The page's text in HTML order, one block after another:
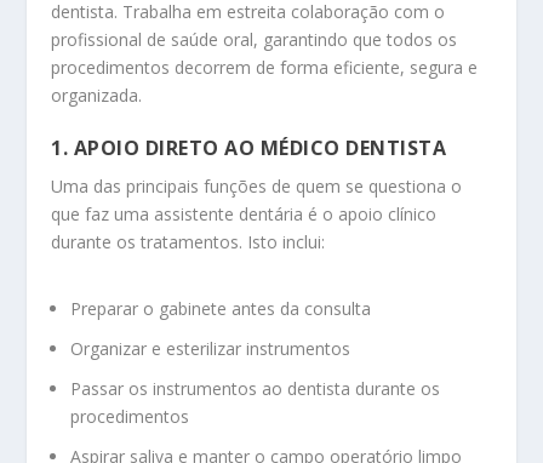
dentista. Trabalha em estreita colaboração com o
profissional de saúde oral, garantindo que todos os
procedimentos decorrem de forma eficiente, segura e
organizada.
1. APOIO DIRETO AO MÉDICO DENTISTA
Uma das principais funções de quem se questiona o
que faz uma assistente dentária é o apoio clínico
durante os tratamentos. Isto inclui:
Preparar o gabinete antes da consulta
Organizar e esterilizar instrumentos
Passar os instrumentos ao dentista durante os
procedimentos
Aspirar saliva e manter o campo operatório limpo